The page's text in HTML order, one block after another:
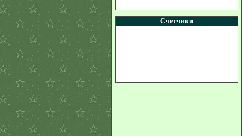
Счетчики